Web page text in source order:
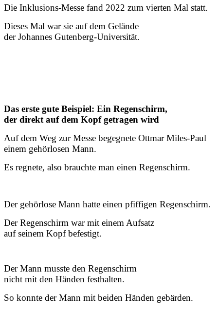
Die Inklusions-Messe fand 2022 zum vierten Mal statt.
Dieses Mal war sie auf dem Gelände
der Johannes Gutenberg-Universität.
Das erste gute Beispiel: Ein Regenschirm,
der direkt auf dem Kopf getragen wird
Auf dem Weg zur Messe begegnete Ottmar Miles-Paul
einem gehörlosen Mann.
Es regnete, also brauchte man einen Regenschirm.
Der gehörlose Mann hatte einen pfiffigen Regenschirm.
Der Regenschirm war mit einem Aufsatz
auf seinem Kopf befestigt.
Der Mann musste den Regenschirm
nicht mit den Händen festhalten.
So konnte der Mann mit beiden Händen gebärden.